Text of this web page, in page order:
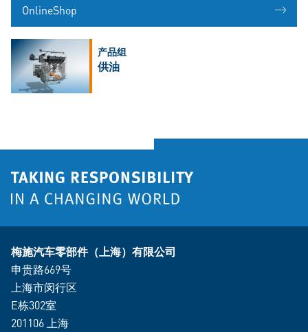
OnlineShop
产品组
供油
梅施汽车零部件（上海）有限公司
申贵路669号
上海市闵行区
E栋302室
201106 上海